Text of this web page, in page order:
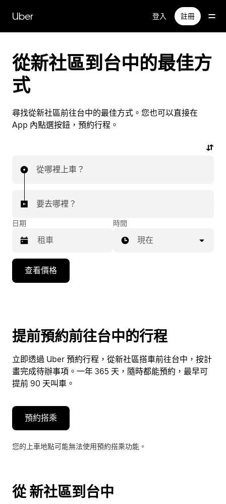
Uber 登入 註冊
從新社區到台中的最佳方
式
尋找從新社區前往台中的最佳方式。您也可以直接在
App 內點選按鈕，預約行程。
從哪裡上車？
要去哪裡？
日期
向
鍵
即
使
用
行
並
擇
按
離
時間
現在
查看價格
提前預約前往台中的行程
立即透過 Uber 預約行程，從新社區搭車前往台中，按計
畫完成待辦事項。一年 365 天，隨時都能預約，最早可
提前 90 天叫車。
預約搭乘
您的上車地點可能無法使用預約搭乘功能。
從 新社區到台中